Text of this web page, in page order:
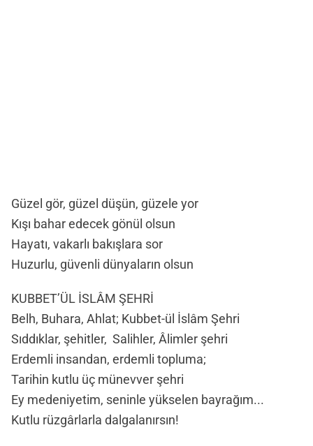
Güzel gör, güzel düşün, güzele yor
Kışı bahar edecek gönül olsun
Hayatı, vakarlı bakışlara sor
Huzurlu, güvenli dünyaların olsun
KUBBET’ÜL İSLÂM ŞEHRİ
Belh, Buhara, Ahlat; Kubbet-ül İslâm Şehri
Sıddıklar, şehitler, Salihler, Âlimler şehri
Erdemli insandan, erdemli topluma;
Tarihin kutlu üç münevver şehri
Ey medeniyetim, seninle yükselen bayrağım...
Kutlu rüzgârlarla dalgalanırsın!